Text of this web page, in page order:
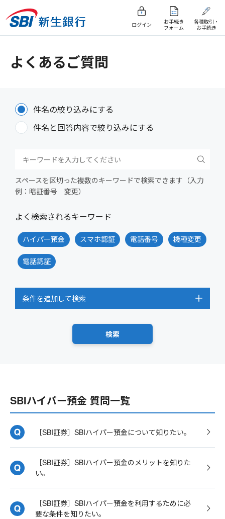
ログイン
お手続き
フォーム
各種取引・
お手続き
よくあるご質問
件名の絞り込みにする
件名と回答内容で絞り込みにする
スペースを区切った複数のキーワードで検索できます（入力
例：暗証番号 変更）
よく検索されるキーワード
ハイパー預金 スマホ認証 電話番号 機種変更
電話認証
条件を追加して検索
SBIハイパー預金 質問一覧
［SBI証券］SBIハイパー預金について知りたい。
［SBI証券］SBIハイパー預金のメリットを知りた
い。
［SBI証券］SBIハイパー預金を利用するために必
要な条件を知りたい。